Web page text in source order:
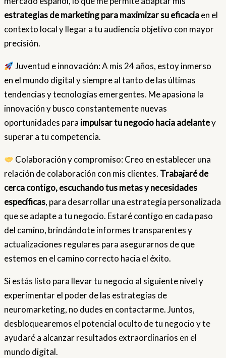
estrategias de marketing para maximizar su eficaciaen el
contexto local y llegar a tu audiencia objetivo con mayor
precisión.
Juventud e innovación: A mis 24 años, estoy inmerso
en el mundo digital y siempre al tanto de las últimas
tendencias y tecnologías emergentes. Me apasiona la
innovación y busco constantemente nuevas
oportunidades para impulsar tu negocio hacia adelantey
superar a tu competencia.
Colaboración y compromiso: Creo en establecer una
relación de colaboración con mis clientes. Trabajaré de
cerca contigo, escuchando tus metas y necesidades
específicas, para desarrollar una estrategia personalizada
que se adapte a tu negocio. Estaré contigo en cada paso
del camino, brindándote informes transparentes y
actualizaciones regulares para asegurarnos de que
estemos en el camino correcto hacia el éxito.
Si estás listo para llevar tu negocio al siguiente nivel y
experimentar el poder de las estrategias de
neuromarketing, no dudes en contactarme. Juntos,
desbloquearemos el potencial oculto de tu negocio y te
ayudaré a alcanzar resultados extraordinarios en el
mundo digital.